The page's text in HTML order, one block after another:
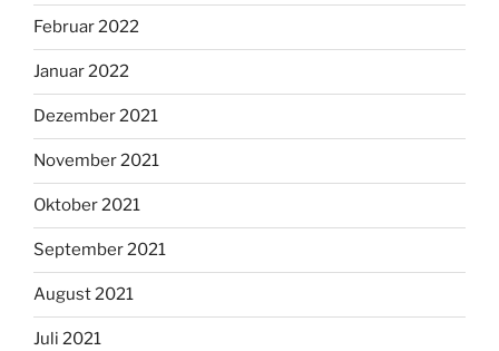
Februar 2022
Januar 2022
Dezember 2021
November 2021
Oktober 2021
September 2021
August 2021
Juli 2021